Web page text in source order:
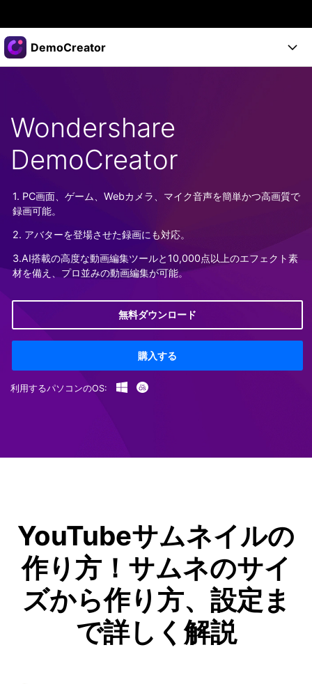
製品
ソリューション
プラン＆価格
DemoCreator
AI機能
AIヒント
活用法
関連記事
もっと見る >
スタート
画面録画する
Wondershare
DemoCreator
1. PC画面、ゲーム、Webカメラ、マイク音声を簡単かつ高画質で
録画可能。
2. アバターを登場させた録画にも対応。
3.AI搭載の高度な動画編集ツールと10,000点以上のエフェクト素
材を備え、プロ並みの動画編集が可能。
無料ダウンロード
購入する
利用するパソコンのOS:
YouTubeサムネイルの
作り方！サムネのサイ
ズから作り方、設定ま
で詳しく解説